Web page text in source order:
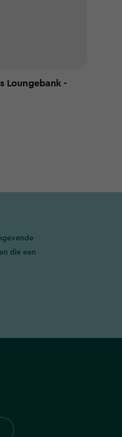
Loungebank -
die een